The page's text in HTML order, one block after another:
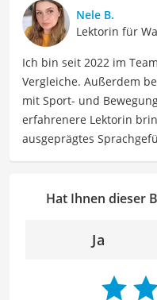
beschäftige ich mich
und Freizeitaktivitäten.
meinen Beiträgen
Reiseempfehlungen,
Freizeitgestaltung
Der Bokken-Vergleich ist
empfehlenswert für
Nele B.
Lektorin für
Ich bin seit 2022 im
Vergleiche. Außerdem
mit Sport- und
erfahrenere Lektorin
ausgeprägtes
kann ich dazu
Mein Ziel ist es, unsere
Kohärenz, logische
zu überprüfen sowie
meinem Hintergrund im
Hat Ihnen dieser
Ja